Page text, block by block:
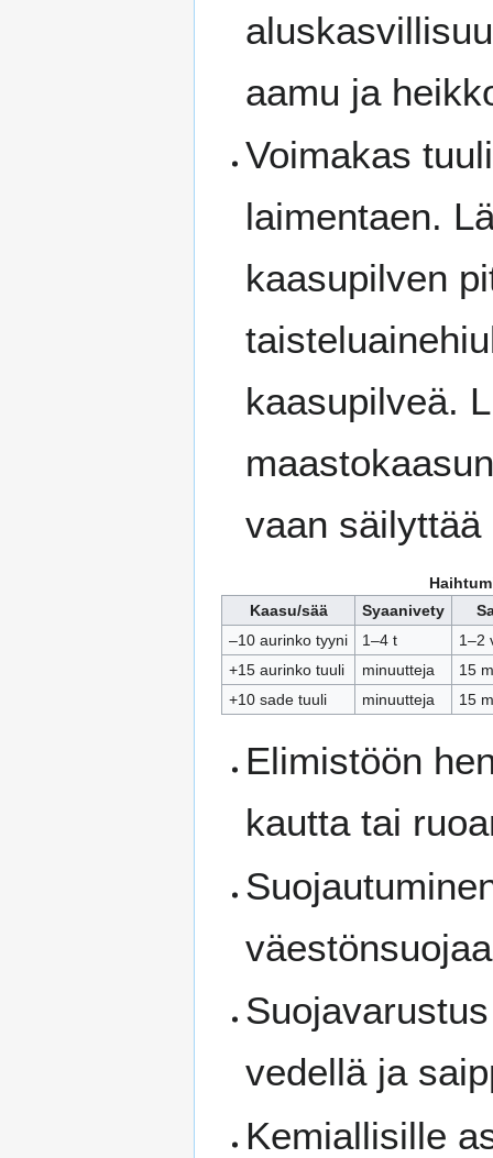
aamu ja
Voimakas
laimentaen.
kaasupilven
kaasupilveä.
vaan
Kaasu/sää
Syaanivety
–10 aurinko tyyni
1–4 t
1–2
+15 aurinko tuuli
minuutteja
15
+10 sade tuuli
minuutteja 15
Elimistöön
kautta tai
vedellä ja
Kemiallisille